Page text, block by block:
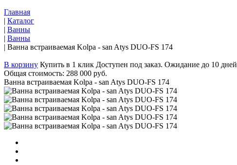
Главная
| Каталог
| Ванны
| Ванны
| Ванна встраиваемая Kolpa - san Atys DUO-FS 174
В корзину Купить в 1 клик Доступен под заказ. Ожидание до 10 дней
Общая стоимость: 288 000 руб.
Ванна встраиваемая Kolpa - san Atys DUO-FS 174